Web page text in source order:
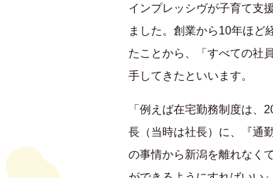
インプレッシヴが子育て支
ました。創業から10年ほど
たことから、「すべての社
手してきたといいます。
「例えば在宅勤務制度は、
長（当時は社長）に、『通
の事情から新潟を離れなく